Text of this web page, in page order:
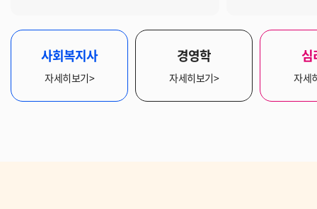
사회복지사
자세히보기>
경영학
자세히보기>
심
자세